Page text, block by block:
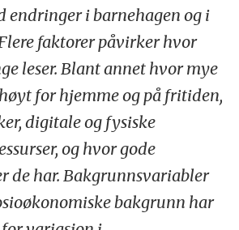
endringer i barnehagen og i
faktorer påvirker hvor
leser. Blant annet hvor mye
for hjemme og på fritiden,
digitale og fysiske
og hvor gode
de har. Bakgrunnsvariabler
bakgrunn har